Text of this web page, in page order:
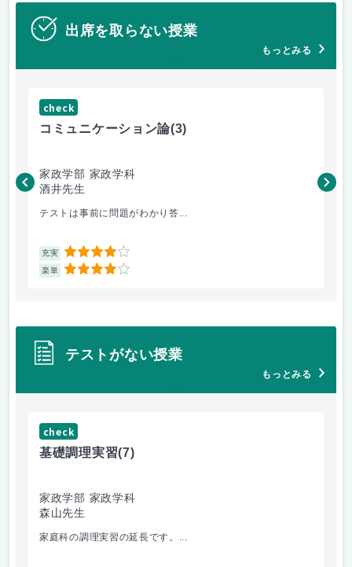
出席を取らない授業
もっとみる
check
コミュニケーション論(3)
家政学部 家政学科
酒井先生
テストは事前に問題がわかり答...
充実 4
楽単 4
村
テストがない授業
もっとみる
check
基礎調理実習(7)
家政学部 家政学科
森山先生
家庭科の調理実習の延長です。...